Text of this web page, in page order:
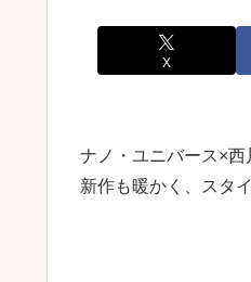
X
ナノ・ユニバース×
新作も暖かく、スタ